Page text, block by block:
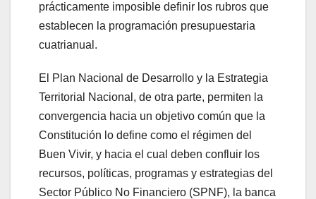
prácticamente imposible definir los rubros que
establecen la programación presupuestaria
cuatrianual.
El Plan Nacional de Desarrollo y la Estrategia
Territorial Nacional, de otra parte, permiten la
convergencia hacia un objetivo común que la
Constitución lo define como el régimen del
Buen Vivir, y hacia el cual deben confluir los
recursos, políticas, programas y estrategias del
Sector Público No Financiero (SPNF), la banca